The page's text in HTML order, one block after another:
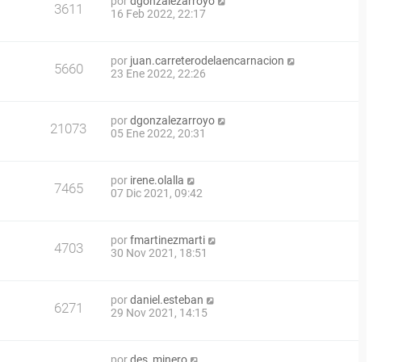
3611
16 Feb 2022, 22:17
5660 por juan.carreterodelaencarnacion
23 Ene 2022, 22:26
21073 pordgonzalezarroyo
05 Ene 2022, 20:31
7465 por irene.olalla
07 Dic 2021, 09:42
4703 porfmartinezmarti
30 Nov 2021, 18:51
6271 pordaniel.esteban
29 Nov 2021, 14:15